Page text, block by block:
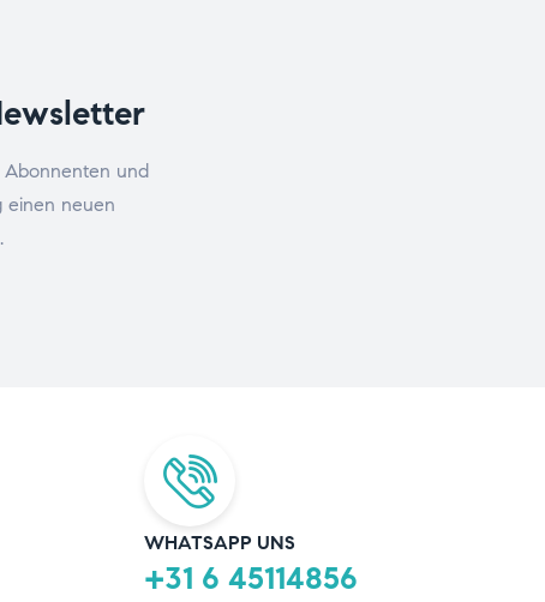
Abonnenten und
einen neuen
WHATSAPP UNS
+31 6 45114856